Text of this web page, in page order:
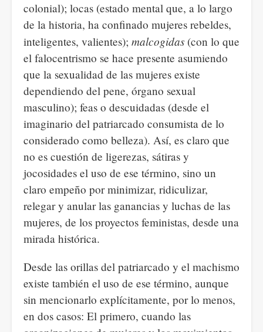
colonial); locas (estado mental que, a lo largo
de la historia, ha confinado mujeres rebeldes,
inteligentes, valientes); malcogidas (con lo que
el falocentrismo se hace presente asumiendo
que la sexualidad de las mujeres existe
dependiendo del pene, órgano sexual
masculino); feas o descuidadas (desde el
imaginario del patriarcado consumista de lo
considerado como belleza). Así, es claro que
no es cuestión de ligerezas, sátiras y
jocosidades el uso de ese término, sino un
claro empeño por minimizar, ridiculizar,
relegar y anular las ganancias y luchas de las
mujeres, de los proyectos feministas, desde una
mirada histórica.
Desde las orillas del patriarcado y el machismo
existe también el uso de ese término, aunque
sin mencionarlo explícitamente, por lo menos,
en dos casos: El primero, cuando las